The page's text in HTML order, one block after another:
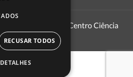
do Conhecimento | Centro Ciência
RECUSAR TODOS